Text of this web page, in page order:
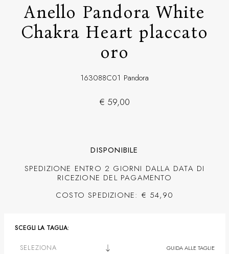
Anello Pandora White
Chakra Heart placcato
oro
163088C01 Pandora
€ 59,00
DISPONIBILE
SPEDIZIONE ENTRO 2 GIORNI DALLA DATA DI
RICEZIONE DEL PAGAMENTO
COSTO SPEDIZIONE: € 54,90
SCEGLI LA TAGLIA:
SELEZIONA GUIDA ALLE TAGLIE